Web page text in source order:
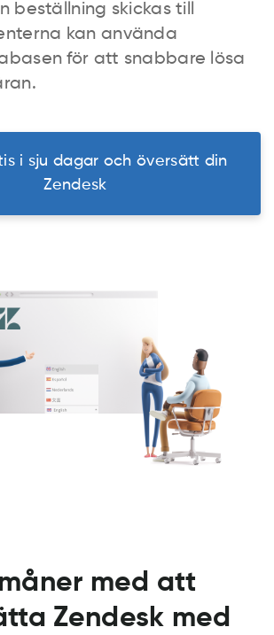
beställning skickas till
kan använda
för att snabbare lösa
i sju dagar och översätt din
Zendesk
med att
Zendesk med